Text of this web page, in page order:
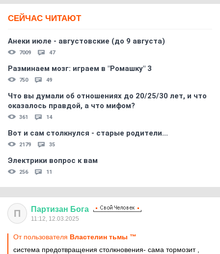
СЕЙЧАС ЧИТАЮТ
Анеки июле - августовские (до 9 августа)
7009 47
Разминаем мозг: играем в "Ромашку" 3
750 49
Что вы думали об отношениях до 20/25/30 лет, и что
оказалось правдой, а что мифом?
361 14
Вот и сам столкнулся - старые родители...
2179 35
Электрики вопрос к вам
256 11
П Партизан Бога
11:12, 12.03.2025
От пользователя Властелин тьмы ™
система предотвращения столкновения- сама тормозит ,